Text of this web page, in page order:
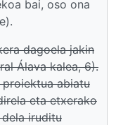
bai, oso ona
dagoela jakin
Álava kalea, 6).
proiektua abiatu
eta etxerako
dela iruditu